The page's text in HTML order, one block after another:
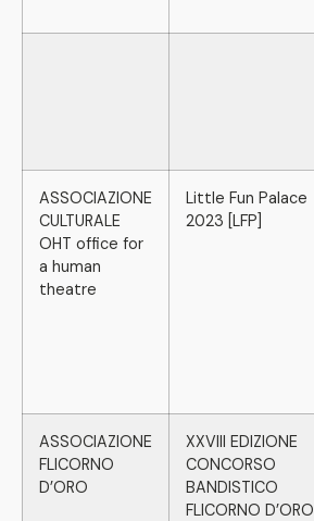
ASSOCIAZIONE
CULTURALE
OHT office for
a human
theatre
Little Fun Palace
2023 [LFP]
ASSOCIAZIONE
FLICORNO
D’ORO
XXVIII EDIZIONE
CONCORSO
BANDISTICO
FLICORNO D’ORO